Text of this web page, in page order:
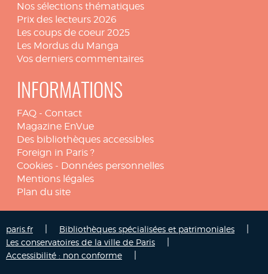
Nos sélections thématiques
Prix des lecteurs 2026
Les coups de coeur 2025
Les Mordus du Manga
Vos derniers commentaires
INFORMATIONS
FAQ - Contact
Magazine EnVue
Des bibliothèques accessibles
Foreign in Paris ?
Cookies - Données personnelles
Mentions légales
Plan du site
paris.fr Bibliothèques spécialisées et patrimoniales
Les conservatoires de la ville de Paris
Accessibilité : non conforme